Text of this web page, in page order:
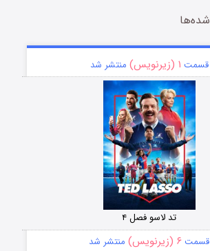
قسمت ۱ (زیرنویس) منتشر شد
تد لاسو فصل ۴
قسمت ۶ (زیرنویس) منتشر شد